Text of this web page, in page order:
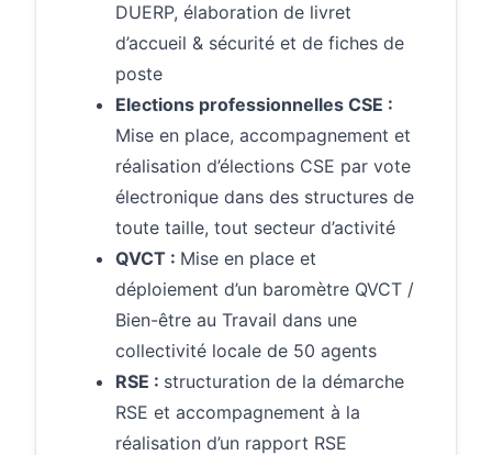
DUERP, élaboration de livret
d’accueil & sécurité et de fiches de
poste
Elections professionnelles CSE :
Mise en place, accompagnement et
réalisation d’élections CSE par vote
électronique dans des structures de
toute taille, tout secteur d’activité
QVCT : Mise en place et
déploiement d’un baromètre QVCT /
Bien-être au Travail dans une
collectivité locale de 50 agents
RSE : structuration de la démarche
RSE et accompagnement à la
réalisation d’un rapport RSE